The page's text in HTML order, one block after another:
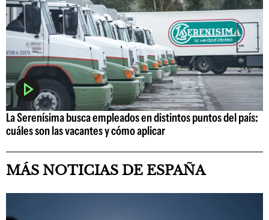
La Serenísima busca empleados en distintos puntos del país:
cuáles son las vacantes y cómo aplicar
MÁS NOTICIAS DE ESPAÑA